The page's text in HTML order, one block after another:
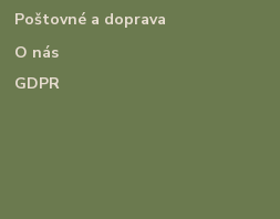
Poštovné a doprava
O nás
GDPR